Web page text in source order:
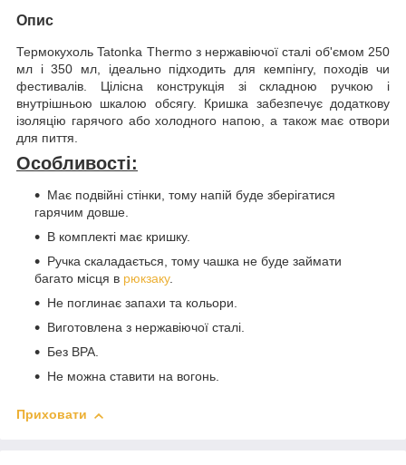
Опис
Термокухоль Tatonka Thermo з нержавіючої сталі об'ємом 250
мл і 350 мл, ідеально підходить для кемпінгу, походів чи
фестивалів. Цілісна конструкція зі складною ручкою і
внутрішньою шкалою обсягу. Кришка забезпечує додаткову
ізоляцію гарячого або холодного напою, а також має отвори
для пиття.
Особливості:
Має подвійні стінки, тому напій буде зберігатися
гарячим довше.
В комплекті має кришку.
Ручка скаладається, тому чашка не буде займати
багато місця в рюкзаку.
Не поглинає запахи та кольори.
Виготовлена з нержавіючої сталі.
Без BPA.
Не можна ставити на вогонь.
Приховати